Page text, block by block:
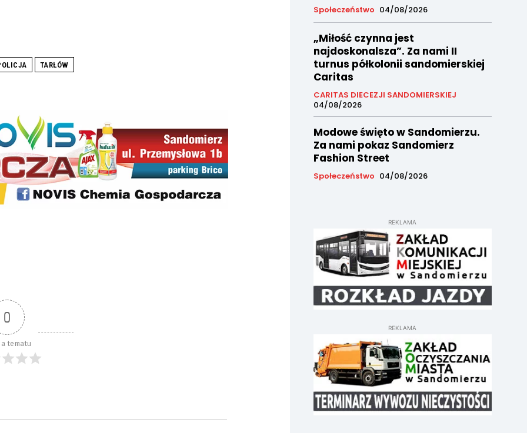
TARŁÓW
0
tematu
Społeczeństwo 04/08/2026
„Miłość czynna jest
najdoskonalsza”. Za nami II
turnus półkolonii sandomierskiej
Caritas
CARITAS DIECEZJI SANDOMIERSKIEJ
04/08/2026
Modowe święto w Sandomierzu.
Za nami pokaz Sandomierz
Fashion Street
Społeczeństwo 04/08/2026
REKLAMA
REKLAMA